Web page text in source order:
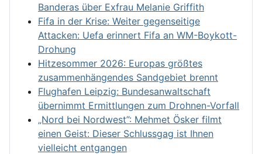
Banderas über Exfrau Melanie Griffith
Fifa in der Krise: Weiter gegenseitige
Attacken: Uefa erinnert Fifa an WM-Boykott-
Drohung
Hitzesommer 2026: Europas größtes
zusammenhängendes Sandgebiet brennt
Flughafen Leipzig: Bundesanwaltschaft
übernimmt Ermittlungen zum Drohnen-Vorfall
„Nord bei Nordwest”: Mehmet Ösker filmt
einen Geist: Dieser Schlussgag ist Ihnen
vielleicht entgangen